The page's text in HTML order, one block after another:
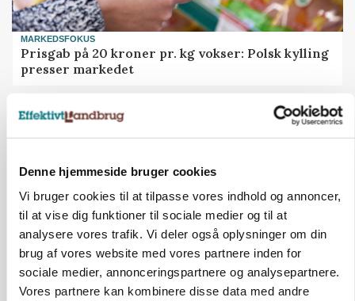
Denne hjemmeside bruger cookies
Vi bruger cookies til at tilpasse vores indhold og annoncer,
til at vise dig funktioner til sociale medier og til at
analysere vores trafik. Vi deler også oplysninger om din
brug af vores website med vores partnere inden for
sociale medier, annonceringspartnere og analysepartnere.
Vores partnere kan kombinere disse data med andre
MARKEDSFOKUS
Prisgab på 20 kroner pr. kg vokser: Polsk kylling
presser markedet
GRISE